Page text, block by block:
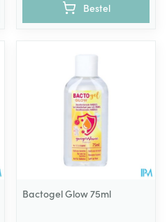
Bestel
Bactogel Glow 75ml